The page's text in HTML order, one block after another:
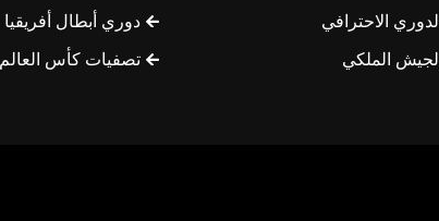
الدوري الاحترافي
الجيش الملكي
دوري أبطال أفريقيا
تصفيات كأس العالم